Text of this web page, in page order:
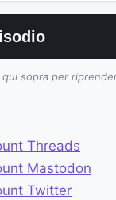
sopra per
Threads
Mastodon
Twitter